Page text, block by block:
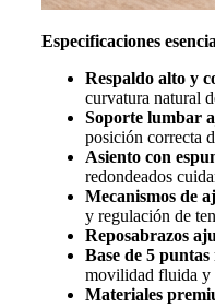
Especificaciones
Respaldo alto y
curvatura natural
Soporte lumbar
posición correcta
Asiento con
redondeados
Mecanismos de
y regulación de
Reposabrazos
Base de 5
movilidad fluida y
Materiales